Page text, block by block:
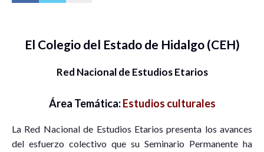
El Colegio del Estado de Hidalgo (CEH)
Red Nacional de Estudios Etarios
Área Temática:Estudios culturales
La Red Nacional de Estudios Etarios presenta los avances
del esfuerzo colectivo que su Seminario Permanente ha